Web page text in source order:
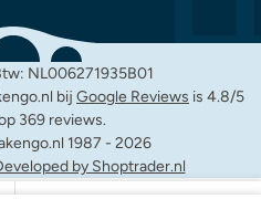
NL006271935B01
bij Google Reviews is 4.8/5
369 reviews.
1987 - 2026
by Shoptrader.nl